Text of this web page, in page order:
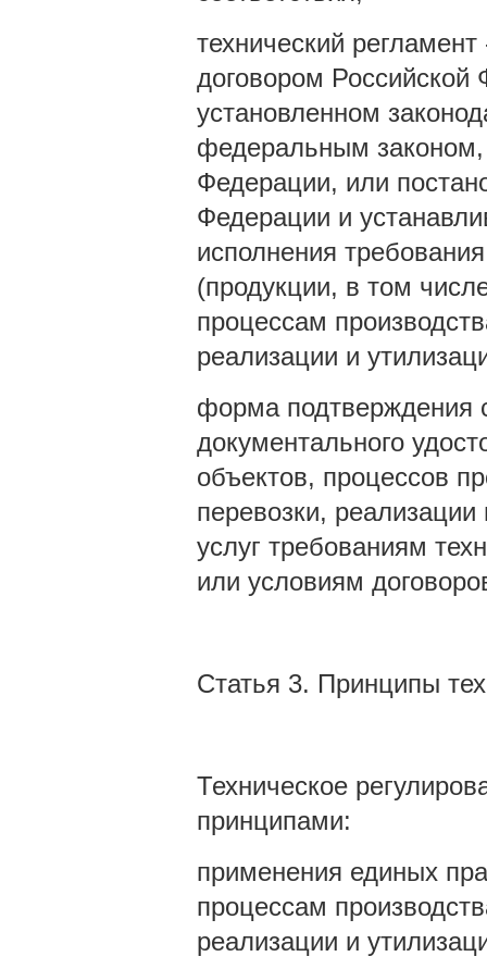
технический
договором
установленном
федеральным законом,
Федерации, или
Федерации и
исполнения
(продукции, в том
процессам
реализации и
форма подтверждения
документального
объектов, процессов
перевозки,
услуг требованиям
или условиям
Статья 3. Принципы
Техническое
принципами:
применения единых
процессам
реализации и